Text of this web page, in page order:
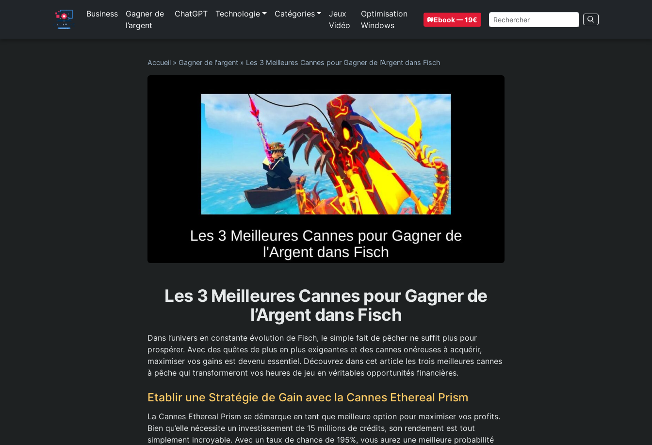
Business
Gagner de
l’argent
ChatGPT Technologie Catégories
Jeux
Vidéo
Optimisation
Windows
Ebook — 19€
Accueil » Gagner de l'argent » Les 3 Meilleures Cannes pour Gagner de l’Argent dans Fisch
Les 3 Meilleures Cannes pour Gagner de
l’Argent dans Fisch
Dans l’univers en constante évolution de Fisch, le simple fait de pêcher ne suffit plus pour
prospérer. Avec des quêtes de plus en plus exigeantes et des cannes onéreuses à acquérir,
maximiser vos gains est devenu essentiel. Découvrez dans cet article les trois meilleures cannes
à pêche qui transformeront vos heures de jeu en véritables opportunités financières.
Etablir une Stratégie de Gain avec la Cannes Ethereal Prism
La Cannes Ethereal Prism se démarque en tant que meilleure option pour maximiser vos profits.
Bien qu’elle nécessite un investissement de 15 millions de crédits, son rendement est tout
simplement incroyable. Avec un taux de chance de 195%, vous aurez une meilleure probabilité